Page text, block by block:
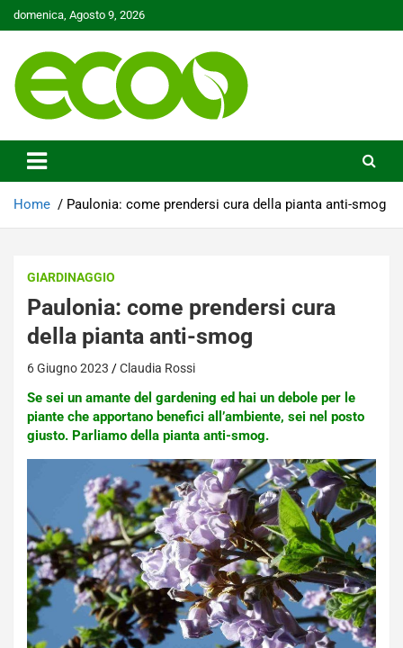
Skip
to
domenica, Agosto 9, 2026
Ecoo.it
Home Paulonia: come prendersi cura della pianta anti-smog
GIARDINAGGIO
Paulonia: come prendersi cura
della pianta anti-smog
6 Giugno 2023 Claudia Rossi
Se sei un amante del gardening ed hai un debole per le
piante che apportano benefici all’ambiente, sei nel posto
giusto. Parliamo della pianta anti-smog.